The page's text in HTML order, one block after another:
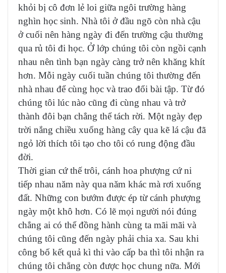
khỏi bị cô đơn lẻ loi giữa ngôi trường hàng
nghìn học sinh. Nhà tôi ở đầu ngõ còn nhà cậu
ở cuối nên hàng ngày đi đến trường cậu thường
qua rủ tôi đi học. Ở lớp chúng tôi còn ngồi cạnh
nhau nên tình bạn ngày càng trở nên khăng khít
hơn. Mỗi ngày cuối tuần chúng tôi thường đến
nhà nhau để cùng học và trao đổi bài tập. Từ đó
chúng tôi lúc nào cũng đi cùng nhau và trở
thành đôi bạn chẳng thể tách rời. Một ngày đẹp
trời nắng chiều xuống hàng cây qua kẽ lá cậu đã
ngỏ lời thích tôi tạo cho tôi có rung động đầu
đời.
Thời gian cứ thế trôi, cánh hoa phượng cứ ni
tiếp nhau năm này qua năm khác mà rơi xuống
đất. Những con bướm được ép từ cánh phượng
ngày một khô hơn. Có lẽ mọi người nói đúng
chẳng ai có thể đồng hành cùng ta mãi mãi và
chúng tôi cũng đến ngày phải chia xa. Sau khi
công bố kết quả kì thi vào cấp ba thì tôi nhận ra
chúng tôi chẳng còn được học chung nữa. Mới